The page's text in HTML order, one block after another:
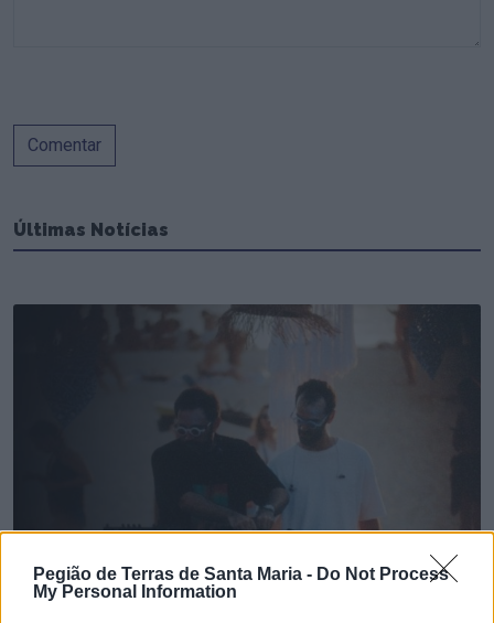
Pegião de Terras de Santa Maria - Do Not Process
My Personal Information
Comentar
Últimas Notícias